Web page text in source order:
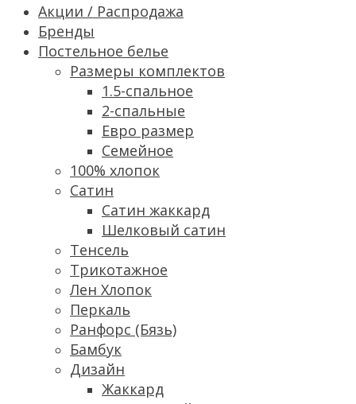
Акции / Распродажа
Бренды
Постельное белье
Размеры комплектов
1.5-спальное
2-спальные
Евро размер
Семейное
100% хлопок
Сатин
Cатин жаккард
Шелковый сатин
Тенсель
Трикотажное
Лен Хлопок
Перкаль
Ранфорс (Бязь)
Бамбук
Дизайн
Жаккард